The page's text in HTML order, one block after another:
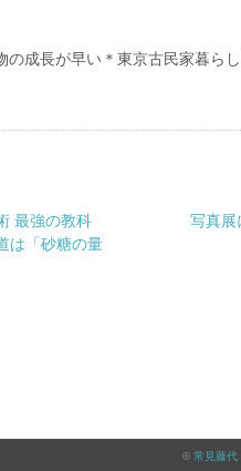
の成長が早い＊東京古民家暮ら
最強の教科
は「砂糖の量
写真展
© 常見藤代